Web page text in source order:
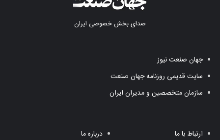
صدای بخش خصوصی ایران
جهان صنعت نیوز
سایت قدیمی روزنامه جهان صنعت
سازمان متخصصین و مدیران ایران
ارتباط با ما درباره ما